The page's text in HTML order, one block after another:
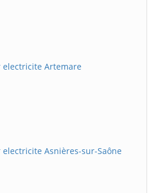
Artemare
Asnières-sur-Saône